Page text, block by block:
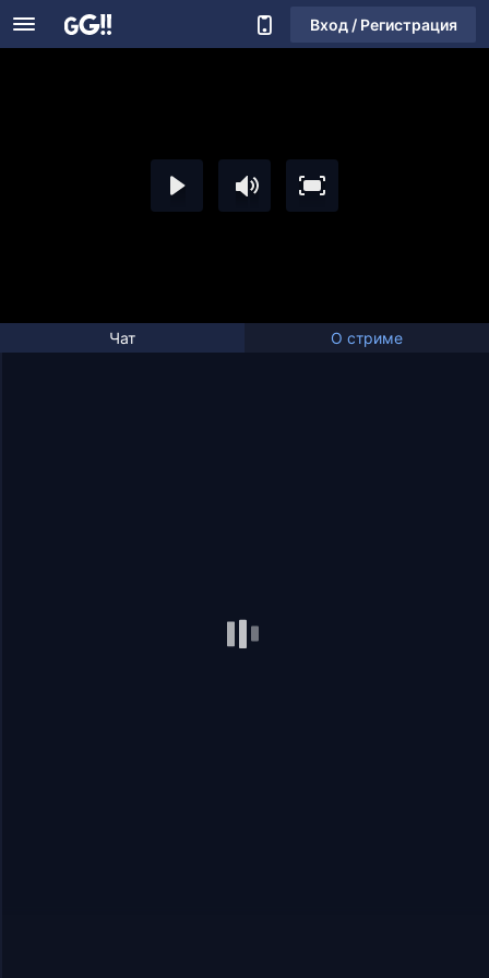
Вход / Регистрация
Чат О стриме